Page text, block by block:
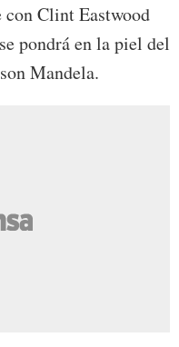
Clint Eastwood
pondrá en la piel del
Mandela.